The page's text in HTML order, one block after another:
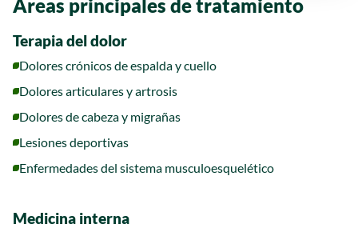
Áreas principales de tratamiento
Terapia del dolor
Dolores crónicos de espalda y cuello
Dolores articulares y artrosis
Dolores de cabeza y migrañas
Lesiones deportivas
Enfermedades del sistema musculoesquelético
Medicina interna